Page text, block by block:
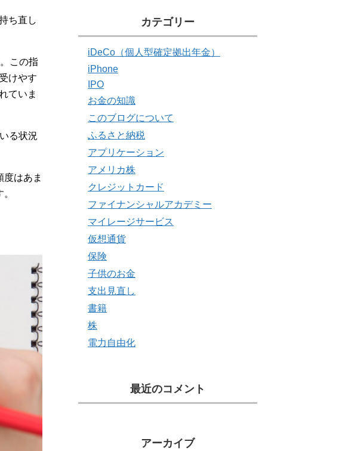
ち直し
この指
けやす
ていま
る状況
はあま
カテゴリー
iDeCo（個人型確定拠出年金）
iPhone
IPO
お金の知識
このブログについて
ふるさと納税
アプリケーション
アメリカ株
クレジットカード
ファイナンシャルアカデミー
マイレージサービス
仮想通貨
保険
子供のお金
支出見直し
書籍
株
電力自由化
最近のコメント
アーカイブ